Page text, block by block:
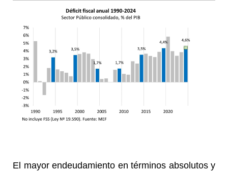
El mayor endeudamiento en términos absolutos y